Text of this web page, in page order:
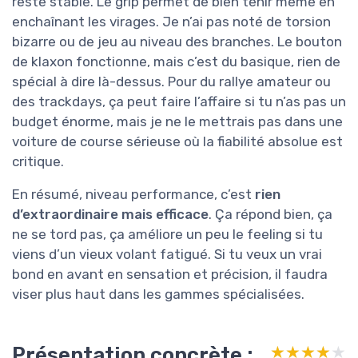
enchaînant les virages. Je n’ai pas noté de torsion
bizarre ou de jeu au niveau des branches. Le bouton
de klaxon fonctionne, mais c’est du basique, rien de
spécial à dire là-dessus. Pour du rallye amateur ou
des trackdays, ça peut faire l’affaire si tu n’as pas un
budget énorme, mais je ne le mettrais pas dans une
voiture de course sérieuse où la fiabilité absolue est
critique.
En résumé, niveau performance, c’est rien
d’extraordinaire mais efficace. Ça répond bien, ça
ne se tord pas, ça améliore un peu le feeling si tu
viens d’un vieux volant fatigué. Si tu veux un vrai
bond en avant en sensation et précision, il faudra
viser plus haut dans les gammes spécialisées.
★★★★★
★★★★★